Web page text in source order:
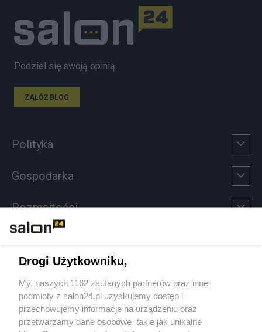
Podziel się swoją opinią
ZAŁÓŻ BLOG
Polityka
Gospodarka
Rozmaitości
Sport
Społeczeństwo
Drogi Użytkowniku,
My, naszych 1162 zaufanych partnerów oraz inne
podmioty z salon24.pl uzyskujemy dostęp i
przechowujemy informacje na urządzeniu oraz
przetwarzamy dane osobowe, takie jak unikalne